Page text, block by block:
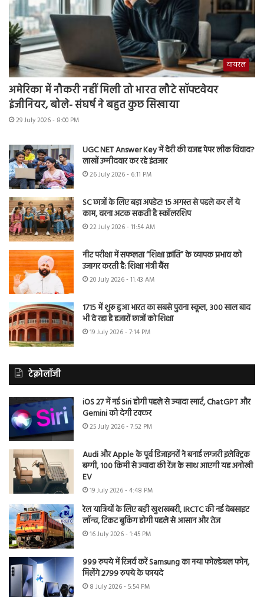
वायरल
अमेरिका में नौकरी नहीं मिली तो भारत लौटे सॉफ्टवेयर
इंजीनियर, बोले- संघर्ष ने बहुत कुछ सिखाया
29 July 2026 - 8:00 PM
UGC NET Answer Key में देरी की वजह पेपर लीक विवाद?
लाखों उम्मीदवार कर रहे इंतजार
26 July 2026 - 6:11 PM
SC छात्रों के लिए बड़ा अपडेट! 15 अगस्त से पहले कर लें ये
काम, वरना अटक सकती है स्कॉलरशिप
22 July 2026 - 11:54 AM
नीट परीक्षा में सफलता “शिक्षा क्रांति” के व्यापक प्रभाव को
उजागर करती है: शिक्षा मंत्री बैंस
20 July 2026 - 11:43 AM
1715 में शुरू हुआ भारत का सबसे पुराना स्कूल, 300 साल बाद
भी दे रहा है हजारों छात्रों को शिक्षा
19 July 2026 - 7:14 PM
टेक्नोलॉजी
iOS 27 में नई Siri होगी पहले से ज्यादा स्मार्ट, ChatGPT और
Gemini को देगी टक्कर
25 July 2026 - 7:52 PM
Audi और Apple के पूर्व डिजाइनरों ने बनाई लग्जरी इलेक्ट्रिक
बग्गी, 100 किमी से ज्यादा की रेंज के साथ आएगी यह अनोखी
EV
19 July 2026 - 4:48 PM
रेल यात्रियों के लिए बड़ी खुशखबरी, IRCTC की नई वेबसाइट
लॉन्च, टिकट बुकिंग होगी पहले से आसान और तेज
16 July 2026 - 1:45 PM
999 रुपये में रिजर्व करें Samsung का नया फोल्डेबल फोन,
मिलेंगे 2799 रुपये के फायदे
8 July 2026 - 5:54 PM